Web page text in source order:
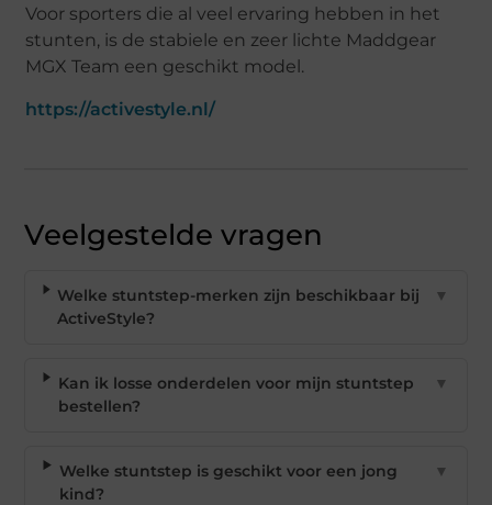
Voor sporters die al veel ervaring hebben in het
stunten, is de stabiele en zeer lichte Maddgear
MGX Team een geschikt model.
https://activestyle.nl/
Veelgestelde vragen
Welke stuntstep-merken zijn beschikbaar bij
ActiveStyle?
▼
Kan ik losse onderdelen voor mijn stuntstep
bestellen?
▼
Welke stuntstep is geschikt voor een jong
kind?
▼